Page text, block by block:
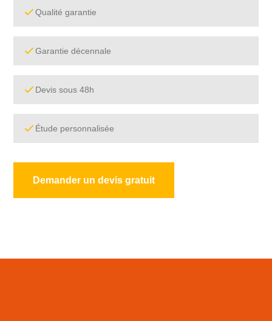
Qualité garantie
Garantie décennale
Devis sous 48h
Étude personnalisée
Demander un devis gratuit